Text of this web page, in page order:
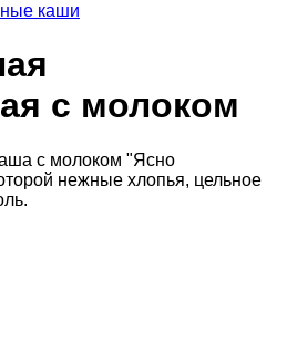
каши
с молоком
с молоком "Ясно
нежные хлопья, цельное